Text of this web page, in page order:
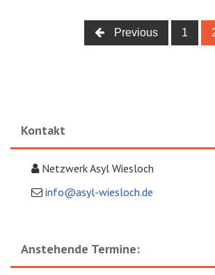
Posts navigation
Previous 1
Kontakt
Netzwerk Asyl Wiesloch
info@asyl-wiesloch.de
Anstehende Termine: